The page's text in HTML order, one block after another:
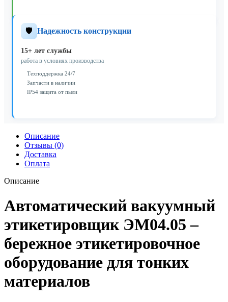
🛡️ Надежность конструкции
15+ лет службы
работа в условиях производства
Техподдержка 24/7
Запчасти в наличии
IP54 защита от пыли
Описание
Отзывы (0)
Доставка
Оплата
Описание
Автоматический вакуумный
этикетировщик ЭМ04.05 –
бережное этикетировочное
оборудование для тонких
материалов